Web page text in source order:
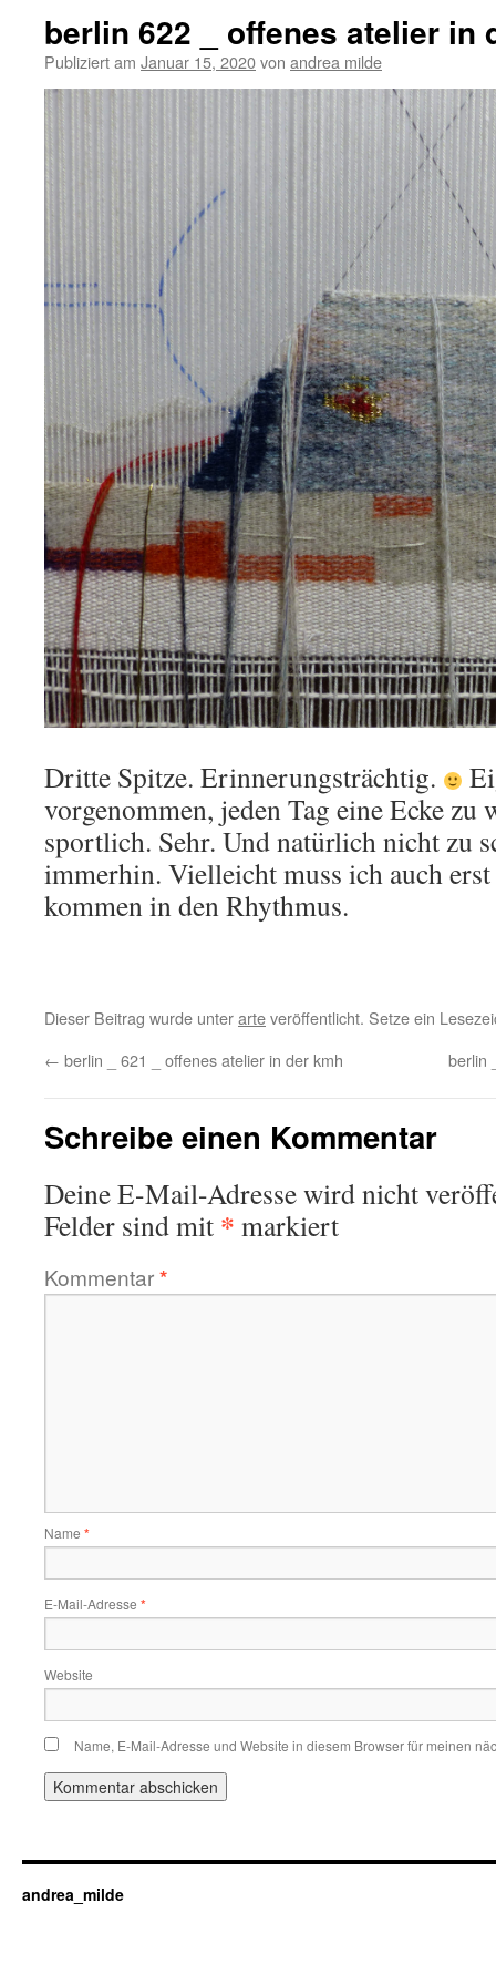
berlin 622 _ offenes atelier in
Publiziert am Januar 15, 2020von andrea milde
Dritte Spitze. Erinnerungsträchtig.
vorgenommen, jeden Tag eine Ecke zu
sportlich. Sehr. Und natürlich nicht zu
immerhin. Vielleicht muss ich auch
kommen in den Rhythmus.
Dieser Beitrag wurde unterarteveröffentlicht. Setze ein
← berlin _ 621 _ offenes atelier in der kmh berlin
Schreibe einen Kommentar
Deine E-Mail-Adresse wird nicht
Felder sind mit * markiert
Kommentar*
Name *
E-Mail-Adresse *
Website
Name, E-Mail-Adresse und Website in diesem Browser für meinen
andrea_milde